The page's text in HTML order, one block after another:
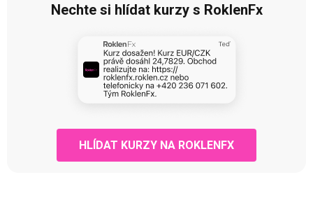
Nechte si hlídat kurzy s RoklenFx
HLÍDAT KURZY NA ROKLENFX